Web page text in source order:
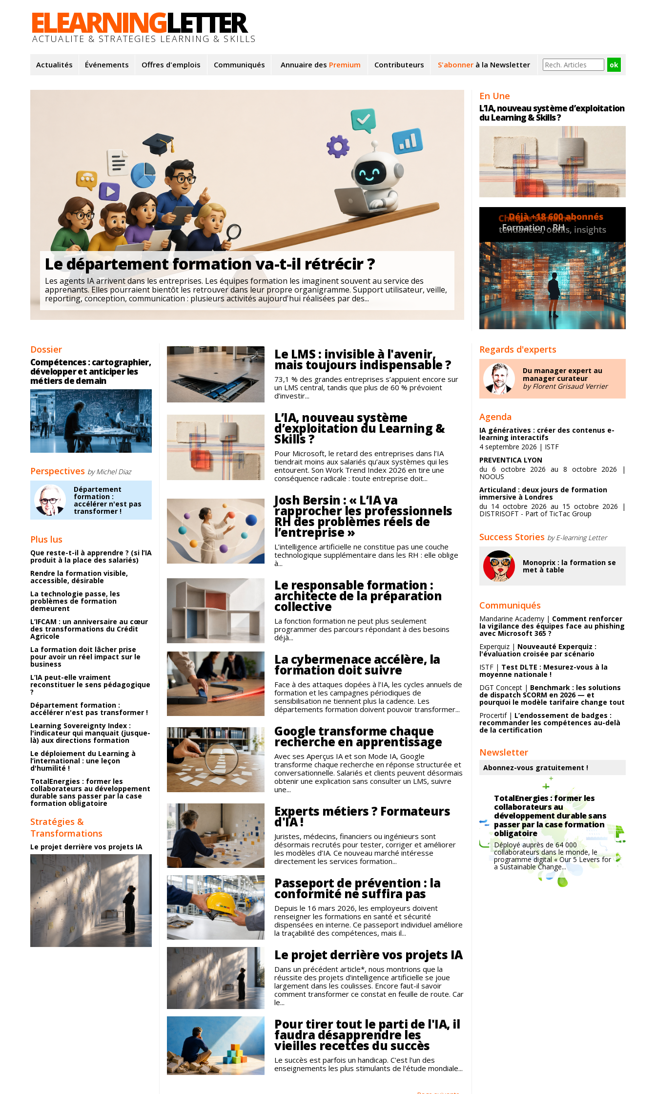
ELEARNINGLETTER
ACTUALITE & STRATEGIES LEARNING & SKILLS
Actualités Événements Offres d'emplois Communiqués Annuaire des Premium Contributeurs S'abonner à la Newsletter
Le département formation va-t-il rétrécir ?
Les agents IA arrivent dans les entreprises. Les équipes formation les imaginent souvent au service des
apprenants. Elles pourraient bientôt les retrouver dans leur propre organigramme. Support utilisateur, veille,
reporting, conception, communication : plusieurs activités aujourd'hui réalisées par des...
En Une
L’IA, nouveau système d’exploitation
du Learning & Skills ?
Dossier
Compétences : cartographier,
développer et anticiper les
métiers de demain
Perspectives by Michel Diaz
Département
formation :
accélérer n'est pas
transformer !
Plus lus
Que reste-t-il à apprendre ? (si l’IA
produit à la place des salariés)
Rendre la formation visible,
accessible, désirable
La technologie passe, les
problèmes de formation
demeurent
L’IFCAM : un anniversaire au cœur
des transformations du Crédit
Agricole
La formation doit lâcher prise
pour avoir un réel impact sur le
business
L’IA peut-elle vraiment
reconstituer le sens pédagogique
?
Département formation :
accélérer n'est pas transformer !
Learning Sovereignty Index :
l'indicateur qui manquait (jusque-
là) aux directions formation
Le déploiement du Learning à
l’international : une leçon
d'humilité !
TotalEnergies : former les
collaborateurs au développement
durable sans passer par la case
formation obligatoire
Stratégies &
Transformations
Le projet derrière vos projets IA
Le LMS : invisible à l'avenir,
mais toujours indispensable ?
73,1 % des grandes entreprises s’appuient encore sur
un LMS central, tandis que plus de 60 % prévoient
d’investir...
L’IA, nouveau système
d’exploitation du Learning &
Skills ?
Pour Microsoft, le retard des entreprises dans l’IA
tiendrait moins aux salariés qu’aux systèmes qui les
entourent. Son Work Trend Index 2026 en tire une
conséquence radicale : toute entreprise doit...
Josh Bersin : « L’IA va
rapprocher les professionnels
RH des problèmes réels de
l’entreprise »
L’intelligence artificielle ne constitue pas une couche
technologique supplémentaire dans les RH : elle oblige
à...
Le responsable formation :
architecte de la préparation
collective
La fonction formation ne peut plus seulement
programmer des parcours répondant à des besoins
déjà...
La cybermenace accélère, la
formation doit suivre
Face à des attaques dopées à l’IA, les cycles annuels de
formation et les campagnes périodiques de
sensibilisation ne tiennent plus la cadence. Les
départements formation doivent pouvoir transformer...
Google transforme chaque
recherche en apprentissage
Avec ses Aperçus IA et son Mode IA, Google
transforme chaque recherche en réponse structurée et
conversationnelle. Salariés et clients peuvent désormais
obtenir une explication sans consulter un LMS, suivre
une...
Experts métiers ? Formateurs
d'IA !
Juristes, médecins, financiers ou ingénieurs sont
désormais recrutés pour tester, corriger et améliorer
les modèles d’IA. Ce nouveau marché intéresse
directement les services formation...
Passeport de prévention : la
conformité ne suffira pas
Depuis le 16 mars 2026, les employeurs doivent
renseigner les formations en santé et sécurité
dispensées en interne. Ce passeport individuel améliore
la traçabilité des compétences, mais il...
Le projet derrière vos projets IA
Dans un précédent article*, nous montrions que la
réussite des projets d'intelligence artificielle se joue
largement dans les coulisses. Encore faut-il savoir
comment transformer ce constat en feuille de route. Car
le...
Pour tirer tout le parti de l'IA, il
faudra désapprendre les
vieilles recettes du succès
Le succès est parfois un handicap. C'est l'un des
enseignements les plus stimulants de l'étude mondiale...
Regards d'experts
Du manager expert au
manager curateur
by Florent Grisaud Verrier
Agenda
IA génératives : créer des contenus e-
learning interactifs
4 septembre 2026 | ISTF
PREVENTICA LYON
du 6 octobre 2026 au 8 octobre 2026 |
NOOUS
Articuland : deux jours de formation
immersive à Londres
du 14 octobre 2026 au 15 octobre 2026 |
DISTRISOFT - Part of TicTac Group
Success Stories by E-learning Letter
Monoprix : la formation se
met à table
Communiqués
Mandarine Academy | Comment renforcer
la vigilance des équipes face au phishing
avec Microsoft 365 ?
Experquiz | Nouveauté Experquiz :
l'évaluation croisée par scénario
ISTF | Test DLTE : Mesurez-vous à la
moyenne nationale !
DGT Concept | Benchmark : les solutions
de dispatch SCORM en 2026 — et
pourquoi le modèle tarifaire change tout
Procertif | L’endossement de badges :
recommander les compétences au-delà
de la certification
Newsletter
Abonnez-vous gratuitement !
TotalEnergies : former les
collaborateurs au
développement durable sans
passer par la case formation
obligatoire
Déployé auprès de 64 000
collaborateurs dans le monde, le
programme digital « Our 5 Levers for
a Sustainable Change...